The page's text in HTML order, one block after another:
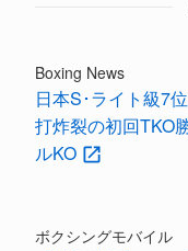
Boxing News
日本S･ライト級7
打炸裂の初回TKO
ルKO
ボクシングモバイル